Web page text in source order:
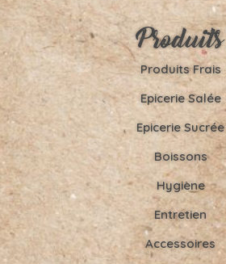
Produits
Produits Frais
Epicerie Salée
Epicerie Sucrée
Boissons
Hygiène
Entretien
Accessoires